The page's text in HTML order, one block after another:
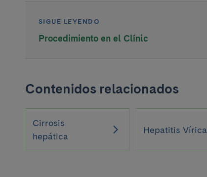
SIGUE LEYENDO
Procedimiento en el Clínic
Contenidos relacionados
Cirrosis
hepática
Hepatitis Vírica